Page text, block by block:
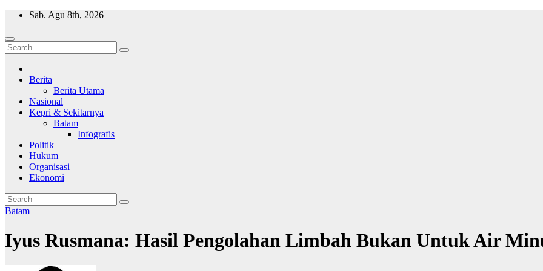
Skip
content
Sab. Agu 8th, 2026
Wajah Batam
CCTV nya kota Batam
Berita
Berita Utama
Nasional
Kepri & Sekitarnya
Batam
Infografis
Politik
Hukum
Organisasi
Ekonomi
Batam
Iyus Rusmana: Hasil Pengolahan Limbah Bukan Untuk Air